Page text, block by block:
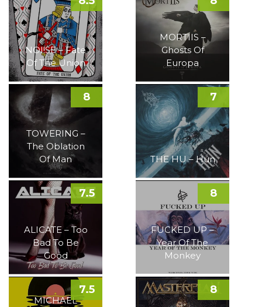
NOI!SE – Fate
Of The Union
MORTIIS –
Ghosts Of
Europa
TOWERING –
The Oblation
Of Man
8
THE HU – Hun
7
ALICATE – Too
Bad To Be
Good
7.5
FUCKED UP –
Year Of The
Monkey
8
MICHAEL
7.5 8